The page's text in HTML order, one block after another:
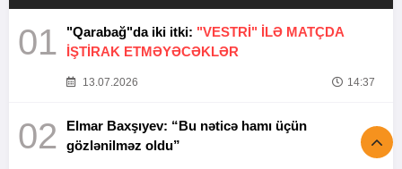
01 "Qarabağ"da iki itki: "VESTRİ" İLƏ MATÇDA
İŞTİRAK ETMƏYƏCƏKLƏR
13.07.2026 14:37
02
Elmar Baxşıyev: “Bu nəticə hamı üçün
gözlənilməz oldu”